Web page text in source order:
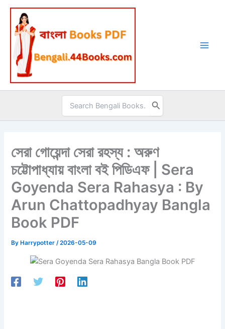
Skip
content
Search
for:
সেরা গোয়েন্দা সেরা রহস্য : অরুণ
চট্টোপাধ্যায় বাংলা বই পিডিএফ | Sera
Goyenda Sera Rahasya : By
Arun Chattopadhyay Bangla
Book PDF
By Harrypotter/2026-05-09